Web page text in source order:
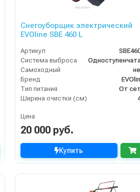
Снегоуборщик электрический
EVOline SBE 460 L
Артикул
Система выброса
Самоходный
Бренд
Тип питания
От
Ширина очистки (см)
Цена
20 000 руб.
Купить